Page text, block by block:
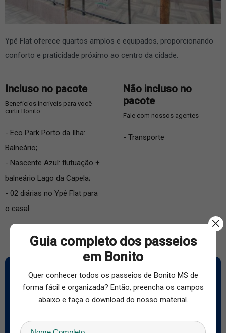
Ypê Flat oferece quartos amplos e equipados, proporcionando
conforto e praticidade próximo ao centro da cidade.
Incluso no pacote
Benefícios incríveis para você
curtir Bonito
- Eco Park Porto da Ilha:
Balneário;
- Nascente Azul: flutuação +
balneário Lago da Capela;
- 02 diárias no Ypê Flat para
o casal.
Não incluso no
pacote
Fale com nossos agentes
- Transporte
Quer Conhecer os Passeios de Bonito
Preencha o formulário abaixo, responderemos em um instante!
E-mail
Guia completo dos passeios
em Bonito
Quer conhecer todos os passeios de Bonito MS de
forma fácil e organizada? Então, preencha os campos
abaixo e faça o download do nosso material.